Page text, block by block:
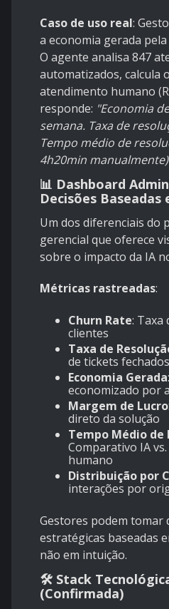
Caso de uso real:
a economia gerada
O agente analisa 847
automatizados, calcula
atendimento humano
responde: "Economia
semana. Taxa de
Tempo médio de
4h20min
📊 Dashboard
Decisões Baseadas
Um dos diferenciais do
gerencial que oferece
sobre o impacto da IA
Métricas rastreadas:
Churn Rate: Taxa
clientes
Taxa de
de tickets
Economia Gerada
economizado por
Margem de Lucro
direto da solução
Tempo Médio de
Comparativo IA
humano
Distribuição por
interações por
Gestores podem tomar
estratégicas baseadas
não em intuição.
🛠️ Stack
(Confirmada)